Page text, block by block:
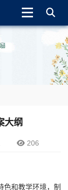
大纲
206
色和教学环境，制